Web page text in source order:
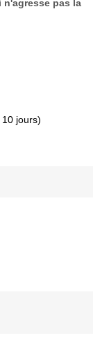
pas la
jours)